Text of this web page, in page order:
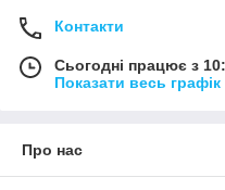
Контакти
Сьогодні працює з
Показати весь
Про нас